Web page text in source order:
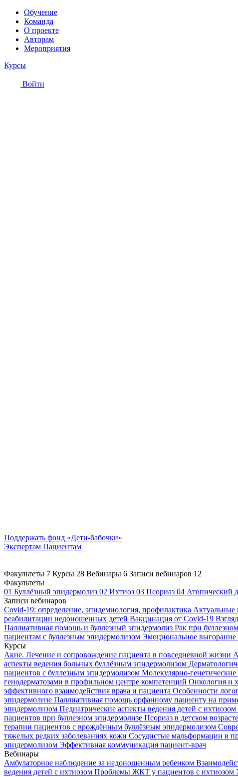
Обучение
Команда
О проекте
Авторам
Мероприятия
Курсы
Войти
Поддержать фонд «Дети-бабочки»
Экспертам Пациентам
Факультеты 7 Курсы 28 Вебинары 6 Записи вебинаров 12
Факультеты
01 Буллёзный эпидермолиз 02 Ихтиоз 03 Псориаз 04 Атопический
Записи вебинаров
Covid-19: определение, эпидемиология, профилактика Актуальные
реабилитации недоношенных детей Вакцинация от Covid-19
Паллиативная помощь и буллезный эпидермолиз Рак при
пациентам с буллезным эпидермолизом Эмоциональное выгорание
Курсы
Акне. Лечение и сопровождение пациента в повседневной жизни
аспекты ведения больных буллёзным эпидермолизом
пациентов с буллезным эпидермолизом Молекулярно-
генодерматозами в профильном центре компетенций Онкология и
эффективного взаимодействия врача и пациента Особенности
эпидермолизе Паллиативная помощь орфанному пациенту на
эпидермолизом Педиатрические аспекты ведения детей с ихтиозом
пациентов при буллезном эпидермолизе Псориаз в детском возрасте
терапии пациентов с врождённым буллёзным эпидермолизом
тяжелых редких заболеваниях кожи Сосудистые мальформации в
эпидермолизом Эффективная коммуникация пациент-врач
Вебинары
Амбулаторное наблюдение за недоношенным ребенком
ведения детей с ихтиозом Проблемы ЖКТ у пациентов с ихтиозом